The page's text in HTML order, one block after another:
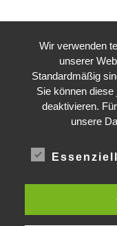
348 17
Wir verwenden
unserer
Standardmäßig
Sie können
deaktivieren.
unsere
Essenziell